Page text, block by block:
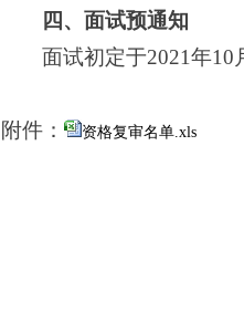
四、面试预通知
面试初定于2021年10
附件： 资格复审名单.xls